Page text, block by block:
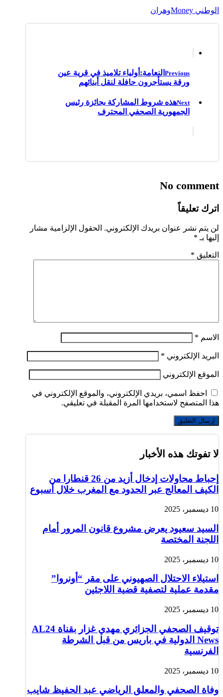
الوطني Money وهران
Previous النعامة:أولياء تلاميذ في قرية عين
ورقة يستأجرون حافلة لنقل أبنائهم
Nextهذه شروط المشاركة بجائزة رئيس
الجمهورية الصحفي المحترف
No comment
اترك تعليقاً
لن يتم نشر عنوان بريدك الإلكتروني. الحقول الإلزامية مشار
إليها بـ *
التعليق *
الاسم *
البريد الإلكتروني *
الموقع الإلكتروني
احفظ اسمي، بريدي الإلكتروني، والموقع الإلكتروني في
هذا المتصفح لاستخدامها المرة المقبلة في تعليقي.
لا تفوتك هذه الأخبار
إحباط محاولات إدخال أزيد من 26 قنطارا من
الكيف المعالج عبر الحدود مع المغرب خلال أسبوع
10 ديسمبر، 2025
السيد سعيود يعرض مشروع قانون المرور أمام
اللجنة المختصة
10 ديسمبر، 2025
استيلاء الاحتلال الصهيوني على مقر “أونروا”
مقدمة عملية لتصفية قضية اللاجئين
10 ديسمبر، 2025
توقيف الصحفي الجزائري مهدي غزار بقناة AL24
News الدولية في باريس من قبل الشرطة
الفرنسية
10 ديسمبر، 2025
وفاة الصحفي والمعلق الرياضي عبد الحفيظ شايب